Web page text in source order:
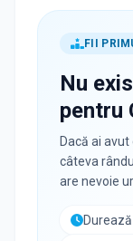
FII
Nu
pentru
Dacă ai
câteva
are nevoie